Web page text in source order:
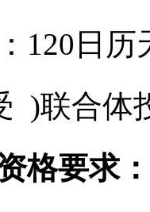
120日历
)联合体
格要求：